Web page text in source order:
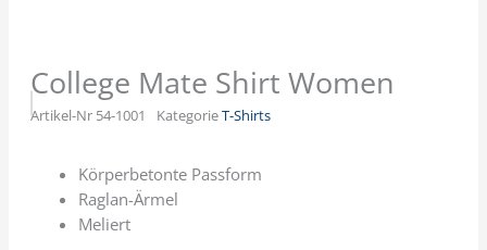
College Mate Shirt Women
Artikel-Nr 54-1001 KategorieT-Shirts
Körperbetonte Passform
Raglan-Ärmel
Meliert